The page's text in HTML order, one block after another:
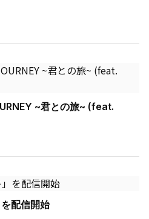
~君との旅~ (feat.
配信開始